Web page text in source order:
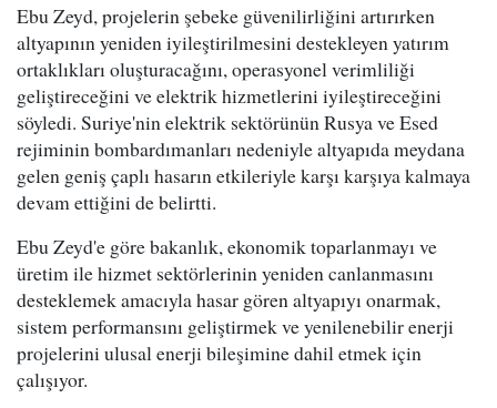
Ebu Zeyd, projelerin şebeke güvenilirliğini artırırken
altyapının yeniden iyileştirilmesini destekleyen yatırım
ortaklıkları oluşturacağını, operasyonel verimliliği
geliştireceğini ve elektrik hizmetlerini iyileştireceğini
söyledi. Suriye'nin elektrik sektörünün Rusya ve Esed
rejiminin bombardımanları nedeniyle altyapıda meydana
gelen geniş çaplı hasarın etkileriyle karşı karşıya kalmaya
devam ettiğini de belirtti.
Ebu Zeyd'e göre bakanlık, ekonomik toparlanmayı ve
üretim ile hizmet sektörlerinin yeniden canlanmasını
desteklemek amacıyla hasar gören altyapıyı onarmak,
sistem performansını geliştirmek ve yenilenebilir enerji
projelerini ulusal enerji bileşimine dahil etmek için
çalışıyor.